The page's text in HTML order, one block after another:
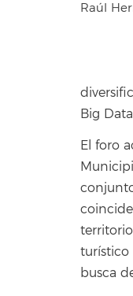
Raúl
Big
El foro
turístico
busca